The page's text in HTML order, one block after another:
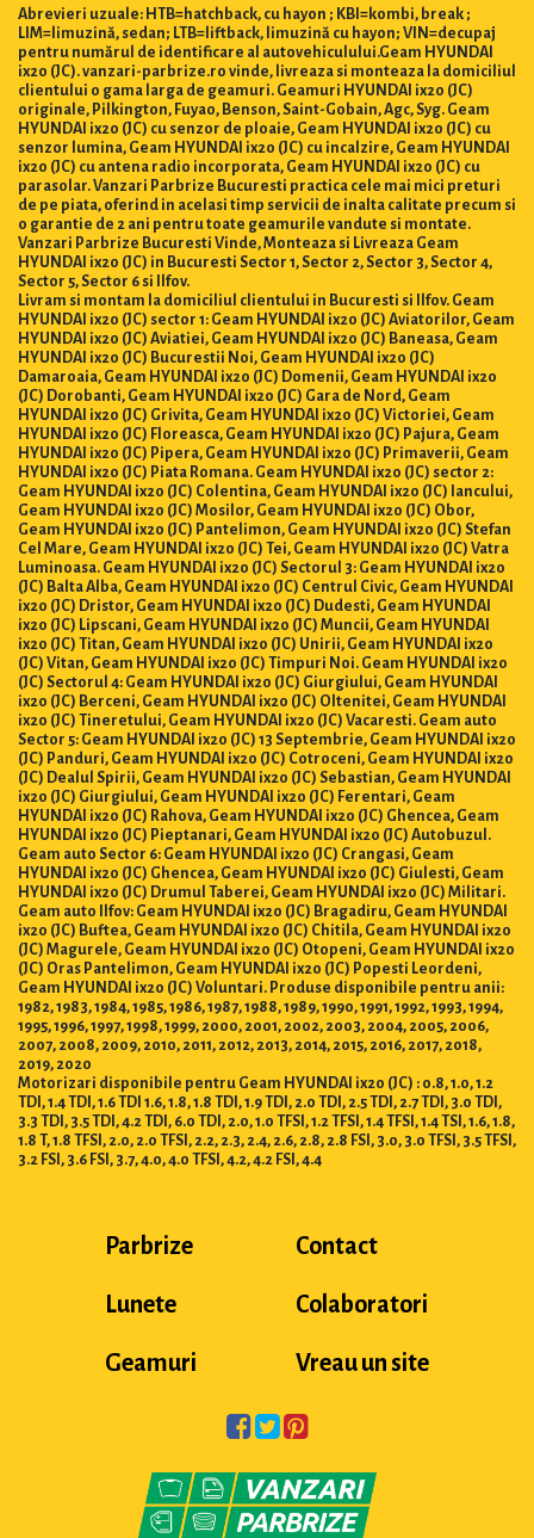
Abrevieri uzuale: HTB=hatchback, cu hayon ; KBI=kombi, break ;
LIM=limuzină, sedan; LTB=liftback, limuzină cu hayon; VIN=decupaj
pentru numărul de identificare al autovehiculului.Geam HYUNDAI
ix20 (JC). vanzari-parbrize.ro vinde, livreaza si monteaza la domiciliul
clientului o gama larga de geamuri. Geamuri HYUNDAI ix20 (JC)
originale, Pilkington, Fuyao, Benson, Saint-Gobain, Agc, Syg. Geam
HYUNDAI ix20 (JC) cu senzor de ploaie, Geam HYUNDAI ix20 (JC) cu
senzor lumina, Geam HYUNDAI ix20 (JC) cu incalzire, Geam HYUNDAI
ix20 (JC) cu antena radio incorporata, Geam HYUNDAI ix20 (JC) cu
parasolar. Vanzari Parbrize Bucuresti practica cele mai mici preturi
de pe piata, oferind in acelasi timp servicii de inalta calitate precum si
o garantie de 2 ani pentru toate geamurile vandute si montate.
Vanzari Parbrize Bucuresti Vinde, Monteaza si Livreaza Geam
HYUNDAI ix20 (JC) in Bucuresti Sector 1, Sector 2, Sector 3, Sector 4,
Sector 5, Sector 6 si Ilfov.
Livram si montam la domiciliul clientului in Bucuresti si Ilfov. Geam
HYUNDAI ix20 (JC) sector 1: Geam HYUNDAI ix20 (JC) Aviatorilor, Geam
HYUNDAI ix20 (JC) Aviatiei, Geam HYUNDAI ix20 (JC) Baneasa, Geam
HYUNDAI ix20 (JC) Bucurestii Noi, Geam HYUNDAI ix20 (JC)
Damaroaia, Geam HYUNDAI ix20 (JC) Domenii, Geam HYUNDAI ix20
(JC) Dorobanti, Geam HYUNDAI ix20 (JC) Gara de Nord, Geam
HYUNDAI ix20 (JC) Grivita, Geam HYUNDAI ix20 (JC) Victoriei, Geam
HYUNDAI ix20 (JC) Floreasca, Geam HYUNDAI ix20 (JC) Pajura, Geam
HYUNDAI ix20 (JC) Pipera, Geam HYUNDAI ix20 (JC) Primaverii, Geam
HYUNDAI ix20 (JC) Piata Romana. Geam HYUNDAI ix20 (JC) sector 2:
Geam HYUNDAI ix20 (JC) Colentina, Geam HYUNDAI ix20 (JC) Iancului,
Geam HYUNDAI ix20 (JC) Mosilor, Geam HYUNDAI ix20 (JC) Obor,
Geam HYUNDAI ix20 (JC) Pantelimon, Geam HYUNDAI ix20 (JC) Stefan
Cel Mare, Geam HYUNDAI ix20 (JC) Tei, Geam HYUNDAI ix20 (JC) Vatra
Luminoasa. Geam HYUNDAI ix20 (JC) Sectorul 3: Geam HYUNDAI ix20
(JC) Balta Alba, Geam HYUNDAI ix20 (JC) Centrul Civic, Geam HYUNDAI
ix20 (JC) Dristor, Geam HYUNDAI ix20 (JC) Dudesti, Geam HYUNDAI
ix20 (JC) Lipscani, Geam HYUNDAI ix20 (JC) Muncii, Geam HYUNDAI
ix20 (JC) Titan, Geam HYUNDAI ix20 (JC) Unirii, Geam HYUNDAI ix20
(JC) Vitan, Geam HYUNDAI ix20 (JC) Timpuri Noi. Geam HYUNDAI ix20
(JC) Sectorul 4: Geam HYUNDAI ix20 (JC) Giurgiului, Geam HYUNDAI
ix20 (JC) Berceni, Geam HYUNDAI ix20 (JC) Oltenitei, Geam HYUNDAI
ix20 (JC) Tineretului, Geam HYUNDAI ix20 (JC) Vacaresti. Geam auto
Sector 5: Geam HYUNDAI ix20 (JC) 13 Septembrie, Geam HYUNDAI ix20
(JC) Panduri, Geam HYUNDAI ix20 (JC) Cotroceni, Geam HYUNDAI ix20
(JC) Dealul Spirii, Geam HYUNDAI ix20 (JC) Sebastian, Geam HYUNDAI
ix20 (JC) Giurgiului, Geam HYUNDAI ix20 (JC) Ferentari, Geam
HYUNDAI ix20 (JC) Rahova, Geam HYUNDAI ix20 (JC) Ghencea, Geam
HYUNDAI ix20 (JC) Pieptanari, Geam HYUNDAI ix20 (JC) Autobuzul.
Geam auto Sector 6: Geam HYUNDAI ix20 (JC) Crangasi, Geam
HYUNDAI ix20 (JC) Ghencea, Geam HYUNDAI ix20 (JC) Giulesti, Geam
HYUNDAI ix20 (JC) Drumul Taberei, Geam HYUNDAI ix20 (JC) Militari.
Geam auto Ilfov: Geam HYUNDAI ix20 (JC) Bragadiru, Geam HYUNDAI
ix20 (JC) Buftea, Geam HYUNDAI ix20 (JC) Chitila, Geam HYUNDAI ix20
(JC) Magurele, Geam HYUNDAI ix20 (JC) Otopeni, Geam HYUNDAI ix20
(JC) Oras Pantelimon, Geam HYUNDAI ix20 (JC) Popesti Leordeni,
Geam HYUNDAI ix20 (JC) Voluntari. Produse disponibile pentru anii:
1982, 1983, 1984, 1985, 1986, 1987, 1988, 1989, 1990, 1991, 1992, 1993, 1994,
1995, 1996, 1997, 1998, 1999, 2000, 2001, 2002, 2003, 2004, 2005, 2006,
2007, 2008, 2009, 2010, 2011, 2012, 2013, 2014, 2015, 2016, 2017, 2018,
2019, 2020
Motorizari disponibile pentru Geam HYUNDAI ix20 (JC) : 0.8, 1.0, 1.2
TDI, 1.4 TDI, 1.6 TDI 1.6, 1.8, 1.8 TDI, 1.9 TDI, 2.0 TDI, 2.5 TDI, 2.7 TDI, 3.0 TDI,
3.3 TDI, 3.5 TDI, 4.2 TDI, 6.0 TDI, 2.0, 1.0 TFSI, 1.2 TFSI, 1.4 TFSI, 1.4 TSI, 1.6, 1.8,
1.8 T, 1.8 TFSI, 2.0, 2.0 TFSI, 2.2, 2.3, 2.4, 2.6, 2.8, 2.8 FSI, 3.0, 3.0 TFSI, 3.5 TFSI,
3.2 FSI, 3.6 FSI, 3.7, 4.0, 4.0 TFSI, 4.2, 4.2 FSI, 4.4
Parbrize
Lunete
Geamuri
Contact
Colaboratori
Vreau un site